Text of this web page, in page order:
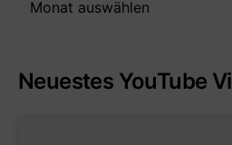
Neuestes YouTube